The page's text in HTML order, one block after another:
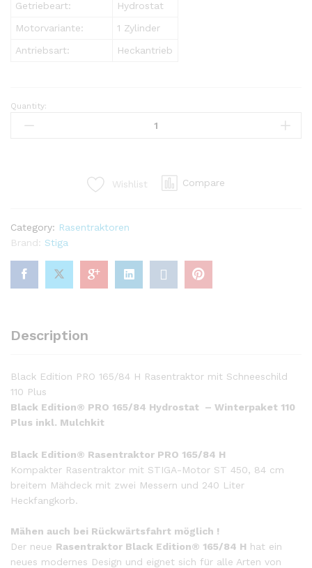
Getriebeart:
Hydrostat
Motorvariante:
1 Zylinder
Antriebsart:
Heckantrieb
Black
Edition
110
Plus
quantity
Quantity:
Wishlist Compare
Category: Rasentraktoren
Brand: Stiga
Description
Black Edition PRO 165/84 H Rasentraktor mit Schneeschild
110 Plus
Black Edition® PRO 165/84 Hydrostat – Winterpaket 110
Plus inkl. Mulchkit
Black Edition® Rasentraktor PRO 165/84 H
Kompakter Rasentraktor mit STIGA-Motor ST 450, 84 cm
breitem Mähdeck mit zwei Messern und 240 Liter
Heckfangkorb.
Mähen auch bei Rückwärtsfahrt möglich !
Der neue Rasentraktor Black Edition® 165/84 H hat ein
neues modernes Design und eignet sich für alle Arten von